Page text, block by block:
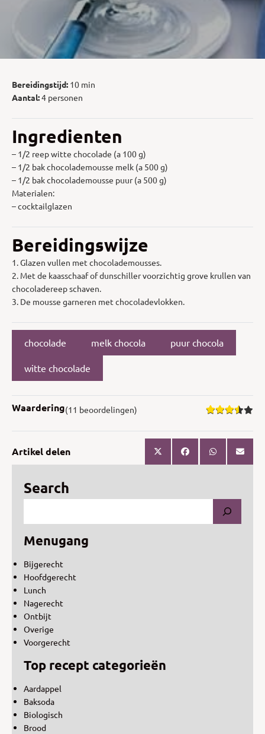
Bereidingstijd: 10 min
Aantal:4 personen
Ingredienten
– 1/2 reep witte chocolade (a 100 g)
– 1/2 bak chocolademousse melk (a 500 g)
– 1/2 bak chocolademousse puur (a 500 g)
Materialen:
– cocktailglazen
Bereidingswijze
1. Glazen vullen met chocolademousses.
2. Met de kaasschaaf of dunschiller voorzichtig grove krullen van
chocoladereep schaven.
3. De mousse garneren met chocoladevlokken.
chocolade melk chocola puur chocola
witte chocolade
Waardering(11 beoordelingen)
Artikel delen
Search
Menugang
Bijgerecht
Hoofdgerecht
Lunch
Nagerecht
Ontbijt
Overige
Voorgerecht
Top recept categorieën
Aardappel
Baksoda
Biologisch
Brood